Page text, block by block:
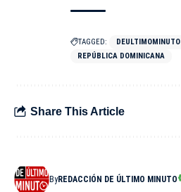
TAGGED: DEULTIMOMINUTO
REPÚBLICA DOMINICANA
Share This Article
ByREDACCIÓN DE ÚLTIMO MINUTO